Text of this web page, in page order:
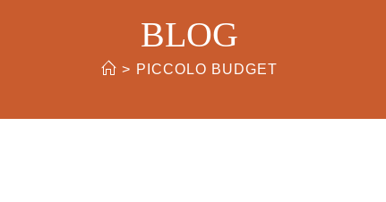
BLOG
> PICCOLO BUDGET